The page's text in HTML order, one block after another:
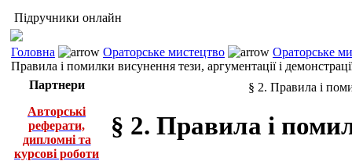
Підручники онлайн
Головна Ораторське мистецтво
Ораторське
Правила і помилки висунення тези, аргументації і
Партнери
Авторські
реферати,
дипломні та
курсові роботи
§ 2. Правила і
§ 2. Правила і